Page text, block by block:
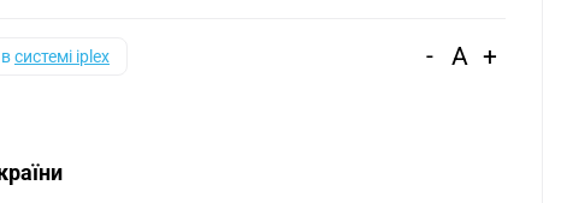
системі iplex - A +